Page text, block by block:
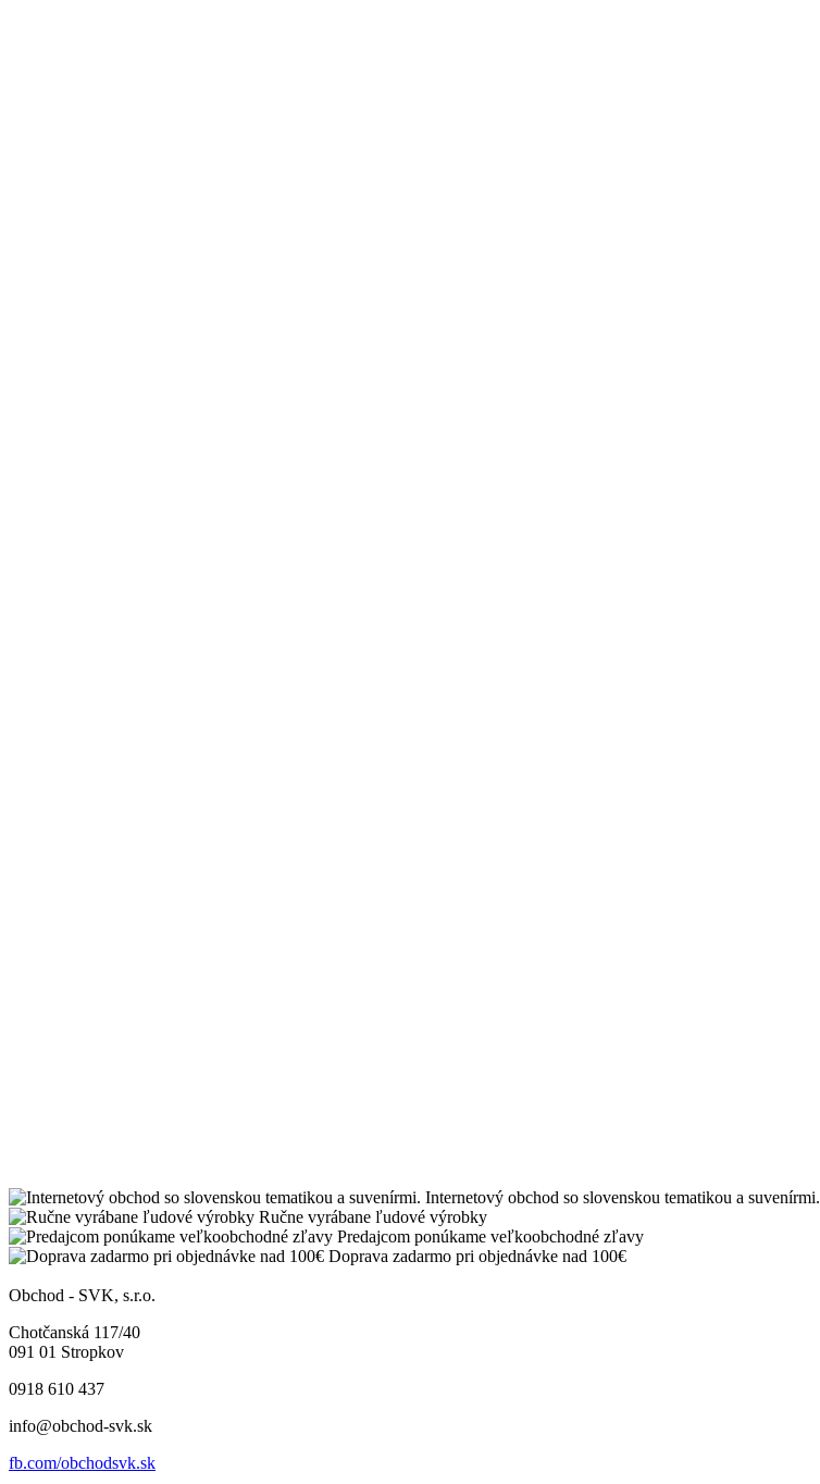
Internetový obchod so slovenskou tematikou a suvenírmi.
Ručne vyrábane ľudové výrobky
Predajcom ponúkame veľkoobchodné zľavy
Doprava zadarmo pri objednávke nad 100€
Obchod - SVK, s.r.o.
Chotčanská 117/40
091 01 Stropkov
0918 610 437
info@obchod-svk.sk
fb.com/obchodsvk.sk